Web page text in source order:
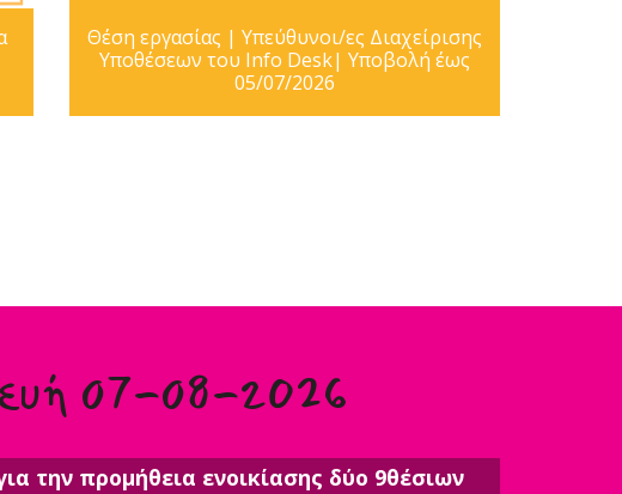
Θέση εργασίας | Υπεύθυνοι/ες Διαχείρισης
Υποθέσεων του Info Desk| Υποβολή έως
05/07/2026
07-08-2026
την προμήθεια ενοικίασης δύο 9θέσιων